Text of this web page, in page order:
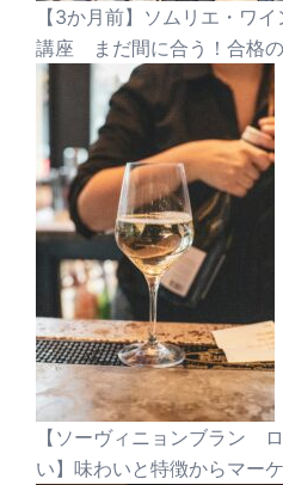
【3か月前】ソムリエ・ワ
講座 まだ間に合う！合格の
【ソーヴィニョンブラン
い】味わいと特徴からマー